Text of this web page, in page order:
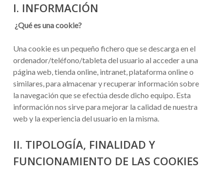
I. INFORMACIÓN
¿Qué es una cookie?
Una cookie es un pequeño fichero que se descarga en el
ordenador/teléfono/tableta del usuario al acceder a una
página web, tienda online, intranet, plataforma online o
similares, para almacenar y recuperar información sobre
la navegación que se efectúa desde dicho equipo. Esta
información nos sirve para mejorar la calidad de nuestra
web y la experiencia del usuario en la misma.
II. TIPOLOGÍA, FINALIDAD Y
FUNCIONAMIENTO DE LAS COOKIES